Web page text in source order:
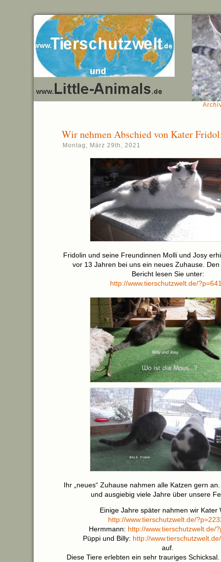
Wir nehmen Abschied von Kater
Montag, März 29th, 2021
Fridolin und seine Freundinnen Molli und Josy
vor 13 Jahren bei uns ein neues Zuhause.
Bericht lesen Sie unter:
http://www.tierschutzwelt.de/
Ihr „neues“ Zuhause nahmen alle Katzen gern
und ausgiebig viele Jahre über unsere
Einige Jahre später nahmen wir Kater
http://www.tierschutzwelt.de/
Hermmann: http://www.tierschutzwelt.de/
Püppi und Billy: http://
auf.
Diese Tiere erlebten ein sehr trauriges